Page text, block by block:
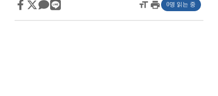
format_sizeprint 0명 읽는 중